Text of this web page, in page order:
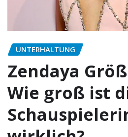
UNTERHALTUNG
Zendaya
Wie groß ist